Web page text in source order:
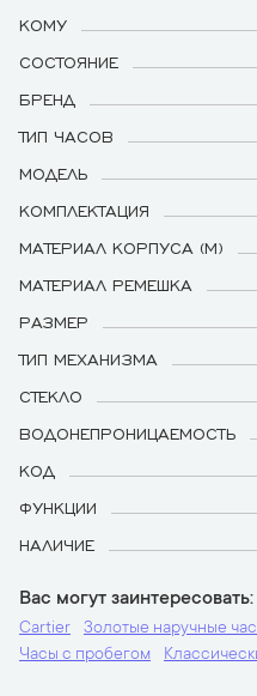
КОМУ
СОСТОЯНИЕ
БРЕНД
ТИП ЧАСОВ
МОДЕЛЬ
КОМПЛЕКТАЦИЯ
МАТЕРИАЛ КОРПУСА (М)
МАТЕРИАЛ РЕМЕШКА
РАЗМЕР
ТИП МЕХАНИЗМА
СТЕКЛО
ВОДОНЕПРОНИЦАЕМОСТЬ
КОД
ФУНКЦИИ
НАЛИЧИЕ
Вас могут заинтересовать
Cartier Золотые наручные
Часы с пробегом